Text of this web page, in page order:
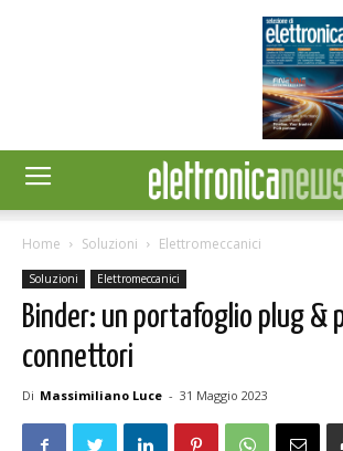
Home Soluzioni Elettromeccanici
Soluzioni Elettromeccanici
Binder: un portafoglio plug &
connettori
Di Massimiliano Luce - 31 Maggio 2023